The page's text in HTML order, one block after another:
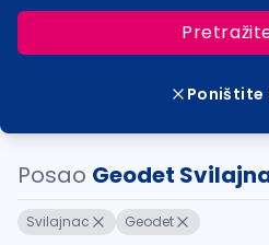
Posao Geodet
Svilajnac Geodet